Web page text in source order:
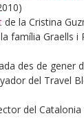
de la Cristina
família Graells i
des de gener
del Travel
del